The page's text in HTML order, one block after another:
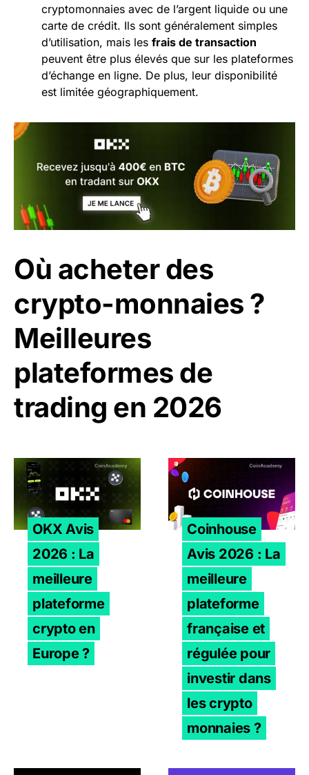
cryptomonnaies avec de l’argent liquide ou une
carte de crédit. Ils sont généralement simples
d’utilisation, mais les frais de transaction
peuvent être plus élevés que sur les plateformes
d’échange en ligne. De plus, leur disponibilité
est limitée géographiquement.
Où acheter des
crypto-monnaies ?
Meilleures
plateformes de
trading en 2026
OKX Avis 2026 : La meilleure plateforme crypto en
OKX Avis
2026 : La
meilleure
plateforme
crypto en
Europe ?
Coinhouse Avis 2026 :
Coinhouse
Avis 2026 : La
meilleure
plateforme
française et
régulée pour
investir dans
les crypto
monnaies ?